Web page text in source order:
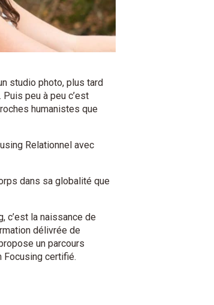
studio photo, plus tard
peu à peu c’est
humanistes que
Relationnel avec
dans sa globalité que
c’est la naissance de
délivrée de
un parcours
Focusing certifié.